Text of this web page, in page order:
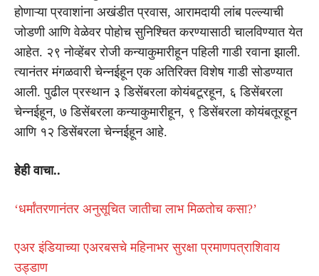
होणाऱ्या प्रवाशांना अखंडीत प्रवास, आरामदायी लांब पल्ल्याची
जोडणी आणि वेळेवर पोहोच सुनिश्चित करण्यासाठी चालविण्यात येत
आहेत. २९ नोव्हेंबर रोजी कन्याकुमारीहून पहिली गाडी रवाना झाली.
त्यानंतर मंगळवारी चेन्नईहून एक अतिरिक्त विशेष गाडी सोडण्यात
आली. पुढील प्रस्थान ३ डिसेंबरला कोयंबटूरहून, ६ डिसेंबरला
चेन्नईहून, ७ डिसेंबरला कन्याकुमारीहून, ९ डिसेंबरला कोयंबतूरहून
आणि १२ डिसेंबरला चेन्नईहून आहे.
हेही वाचा..
‘धर्मांतरणानंतर अनुसूचित जातीचा लाभ मिळतोच कसा?’
एअर इंडियाच्या एअरबसचे महिनाभर सुरक्षा प्रमाणपत्राशिवाय
उड्डाण